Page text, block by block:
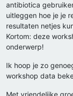
antibiotica
uitleggen hoe je je
resultaten netjes
Kortom: deze
onderwerp!
Ik hoop je zo
workshop data